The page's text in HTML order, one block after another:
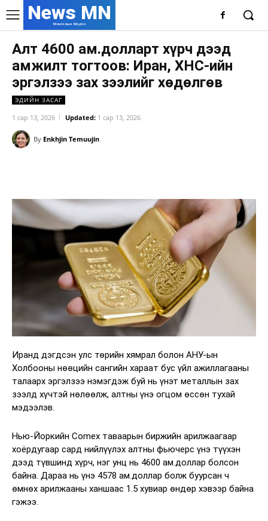
News MN
Монголын Мэдээ
Алт 4600 ам.долларт хүрч дээд
амжилт тогтоов: Иран, ХНС-ийн
эргэлзээ зах зээлийг хөдөлгөв
ЭДИЙН ЗАСАГ
1 сар 13, 2026 Updated: 1 сар 13, 2026
By Enkhjin Temuujin
Иранд дэгдсэн улс төрийн хямрал болон АНУ-ын
Холбооны нөөцийн сангийн хараат бус үйл ажиллагааны
талаарх эргэлзээ нэмэгдэж буй нь үнэт металлын зах
зээлд хүчтэй нөлөөлж, алтны үнэ огцом өссөн тухай
мэдээлэв.
Нью-Йоркийн Comex таваарын биржийн арилжаагаар
хоёрдугаар сард нийлүүлэх алтны фьючерс үнэ түүхэн
дээд түвшинд хүрч, нэг унц нь 4600 ам.доллар болсон
байна. Дараа нь үнэ 4578 ам.доллар болж буурсан ч
өмнөх арилжааны ханшаас 1.5 хувиар өндөр хэвээр байна
гэжээ.